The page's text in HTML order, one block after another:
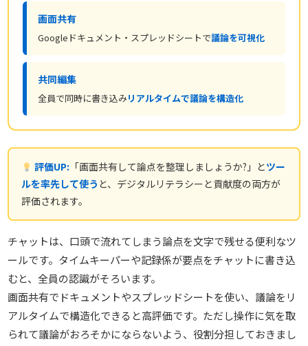
画面共有
Googleドキュメント・スプレッドシートで議論を可視化
共同編集
全員で同時に書き込みリアルタイムで議論を構造化
評価UP: 「画面共有して論点を整理しましょうか?」とツー
ルを率先して使う と、デジタルリテラシーと貢献度の両方が
評価されます。
チャットは、口頭で流れてしまう論点を文字で残せる便利なツ
ールです。タイムキーパーや記録係が要点をチャットに書き込
むと、全員の認識がそろいます。
画面共有でドキュメントやスプレッドシートを使い、議論をリ
アルタイムで構造化できると高評価です。ただし操作に気を取
られて議論がおろそかにならないよう、役割分担しておきまし